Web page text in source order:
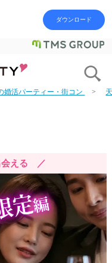
ダウンロード
婚活パーティー・街コン
会える ／